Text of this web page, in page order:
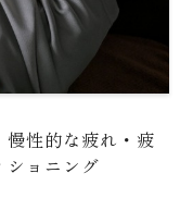
性的な疲れ・疲
ショニング
口307-2